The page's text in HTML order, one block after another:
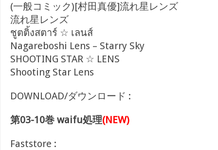
(一般コミック)[村田真優]流れ星レンズ
流れ星レンズ
ชูตติ้งสตาร์ ☆ เลนส์
Nagareboshi Lens – Starry Sky
SHOOTING STAR ☆ LENS
Shooting Star Lens
DOWNLOAD/ダウンロード :
第03-10巻 waifu処理(NEW)
Faststore :